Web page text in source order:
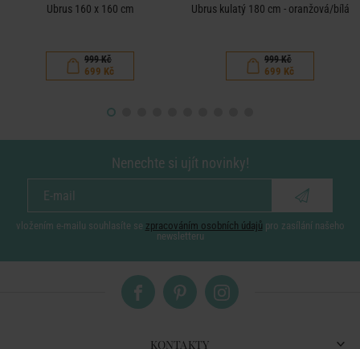
Ubrus 160 x 160 cm
999 Kč
699 Kč
Ubrus kulatý 180 cm - oranžová/bílá
999 Kč
699 Kč
Nenechte si ujít novinky!
vložením e-mailu souhlasíte se zpracováním osobních údajů pro zasílání našeho
newsletteru
KONTAKTY